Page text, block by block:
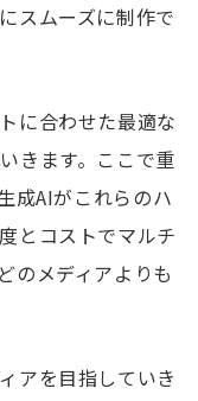
スムーズに制作で
に合わせた最適な
きます。 ここで重
成AIがこれらのハ
とコストでマルチ
のメディアよりも
アを目指していき